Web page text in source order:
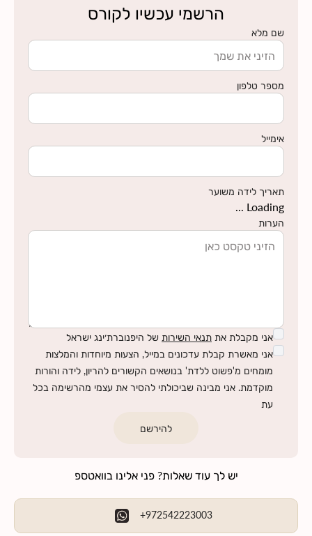
הרשמי עכשיו לקורס
שם מלא
מספר טלפון
אימייל
תאריך לידה משוער
Loading ...
הערות
אני מקבלת את תנאי השירות של היפנוברת׳ינג ישראל
אני מאשרת קבלת עדכונים במייל, הצעות מיוחדות והמלצות
מומחים מ'פשוט ללדת' בנושאים הקשורים להריון, לידה והורות
מוקדמת. אני מבינה שביכולתי להסיר את עצמי מהרשימה בכל
עת
להירשם
יש לך עוד שאלות? פני אלינו בוואטספ
+972542223003